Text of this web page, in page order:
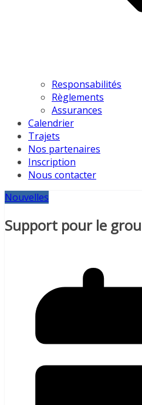
Responsabilités
Règlements
Assurances
Calendrier
Trajets
Nos partenaires
Inscription
Nous contacter
Nouvelles
Support pour le